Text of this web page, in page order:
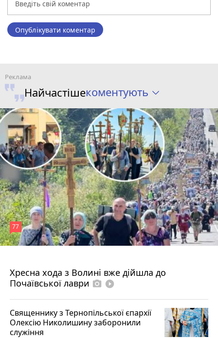
Опублікувати коментар
Найчастішекоментують
Хресна хода з Волині вже дійшла до
Почаївської лаври photo_camera play_circle_filled
77
Священнику з Тернопільської єпархії
Олексію Николишину заборонили
служіння